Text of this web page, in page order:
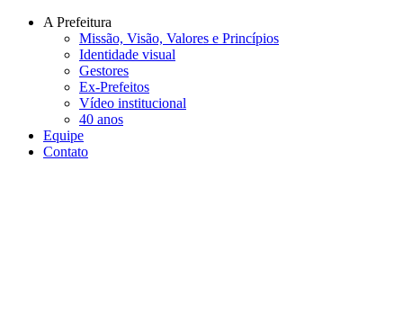
Conteúdo principal
A Prefeitura
Missão, Visão, Valores e Princípios
Identidade visual
Gestores
Ex-Prefeitos
Vídeo institucional
40 anos
Equipe
Contato